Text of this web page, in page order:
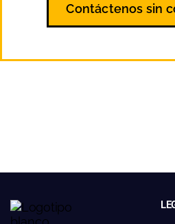
Contáctenos sin